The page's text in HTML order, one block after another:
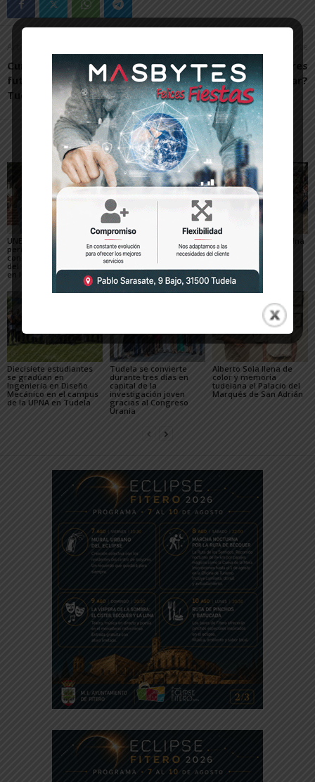
Artículo anterior
Curso 2021-2022. Elige tu
futuro en la UNED de
Tudela
Artículo siguiente
¿Qué idioma quieres
estudiar?
Artículos relacionados Más del autor
UNED Tudela abre su
período de matrícula
con la principal novedad
del grado de Ingeniería
en Inteligencia Artificial
UNED Tudela exhibe las
mejores obras del XX
Certamen de Pintura al
Aire Libre de
La pamplonesa Ariadna
Puertas conquista
Urania 2026
Diecisiete estudiantes
se gradúan en
Ingeniería en Diseño
Mecánico en el campus
de la UPNA en Tudela
Tudela se convierte
durante tres días en
capital de la
investigación joven
gracias al Congreso
Urania
Alberto Sola llena de
color y memoria
tudelana el Palacio del
Marqués de San Adrián